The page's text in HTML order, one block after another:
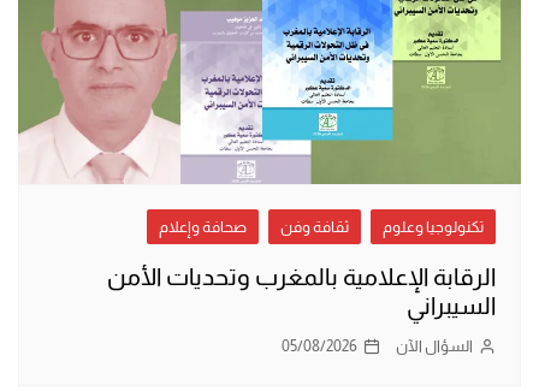
تكنولوجيا وعلوم ثقافة وفن صحافة وإعلام
الرقابة الإعلامية بالمغرب وتحديات الأمن
السيبراني
السؤال الآن 05/08/2026